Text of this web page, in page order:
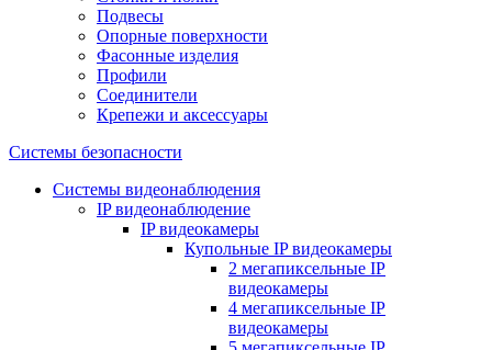
Подвесы
Опорные поверхности
Фасонные изделия
Профили
Соединители
Крепежи и аксессуары
Системы безопасности
Системы видеонаблюдения
IP видеонаблюдение
IP видеокамеры
Купольные IP видеокамеры
2 мегапиксельные IP
видеокамеры
4 мегапиксельные IP
видеокамеры